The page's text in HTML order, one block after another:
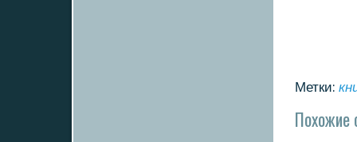
Метки:
Похожие